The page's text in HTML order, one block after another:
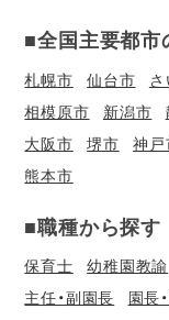
■全国主要都市
札幌市 仙台市 さ
相模原市
新潟市
大阪市
堺市 神戸
熊本市
■職種から探す
保育士 幼稚園教諭
主任・副園長
園長